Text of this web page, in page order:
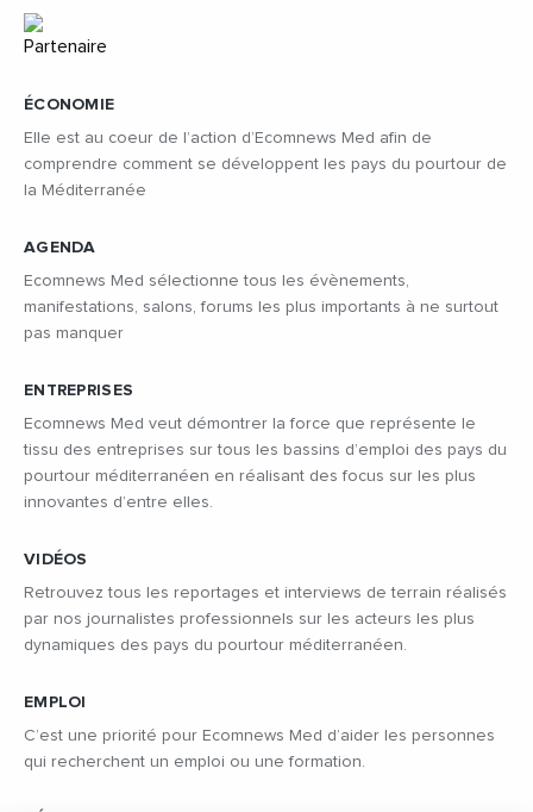
ÉCONOMIE
Elle est au coeur de l’action d’Ecomnews Med afin de
comprendre comment se développent les pays du pourtour de
la Méditerranée
AGENDA
Ecomnews Med sélectionne tous les évènements,
manifestations, salons, forums les plus importants à ne surtout
pas manquer
ENTREPRISES
Ecomnews Med veut démontrer la force que représente le
tissu des entreprises sur tous les bassins d’emploi des pays du
pourtour méditerranéen en réalisant des focus sur les plus
innovantes d’entre elles.
VIDÉOS
Retrouvez tous les reportages et interviews de terrain réalisés
par nos journalistes professionnels sur les acteurs les plus
dynamiques des pays du pourtour méditerranéen.
EMPLOI
C’est une priorité pour Ecomnews Med d’aider les personnes
qui recherchent un emploi ou une formation.